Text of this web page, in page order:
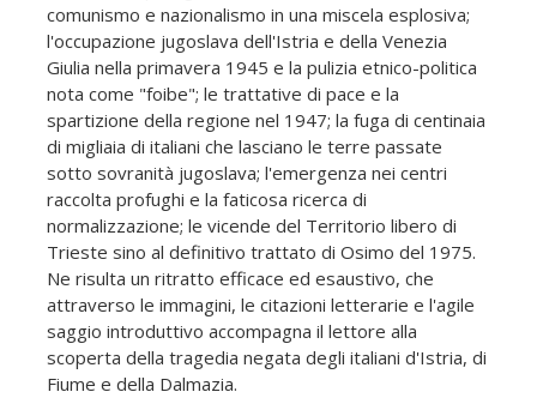
comunismo e nazionalismo in una miscela esplosiva;
l'occupazione jugoslava dell'Istria e della Venezia
Giulia nella primavera 1945 e la pulizia etnico-politica
nota come "foibe"; le trattative di pace e la
spartizione della regione nel 1947; la fuga di centinaia
di migliaia di italiani che lasciano le terre passate
sotto sovranità jugoslava; l'emergenza nei centri
raccolta profughi e la faticosa ricerca di
normalizzazione; le vicende del Territorio libero di
Trieste sino al definitivo trattato di Osimo del 1975.
Ne risulta un ritratto efficace ed esaustivo, che
attraverso le immagini, le citazioni letterarie e l'agile
saggio introduttivo accompagna il lettore alla
scoperta della tragedia negata degli italiani d'Istria, di
Fiume e della Dalmazia.